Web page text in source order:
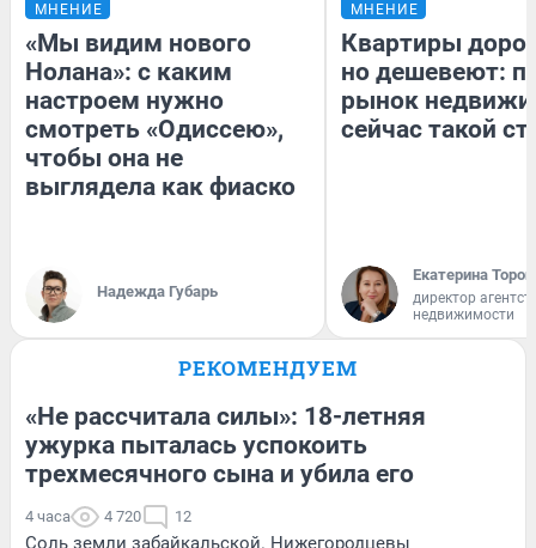
МНЕНИЕ
«Мы видим нового
Нолана»: с каким
настроем нужно
смотреть «Одиссею»,
чтобы она не
выглядела как фиаско
Надежда Губарь
МНЕНИЕ
Квартиры
но дешевеют:
рынок
сейчас такой
Екатерина
директор
недвижимости
РЕКОМЕНДУЕМ
«Не рассчитала силы»: 18-летняя
ужурка пыталась успокоить
трехмесячного сына и убила его
4 часа 4 720 12
Соль земли забайкальской. Нижегородцевы